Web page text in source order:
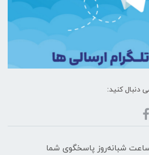
دنبال کنید:
روز هفته ، ۲۴ ساعت شبانه‌روز پاسخگوی شما